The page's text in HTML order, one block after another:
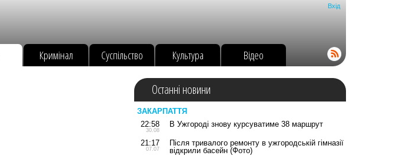
Вхід
Кримінал Суспільство Культура Відео
Останні новини
ЗАКАРПАТТЯ
22:58
30.08
В Ужгороді знову курсуватиме 38 маршрут
21:17
07.07
Після тривалого ремонту в ужгородській гімназії
відкрили басейн (Фото)